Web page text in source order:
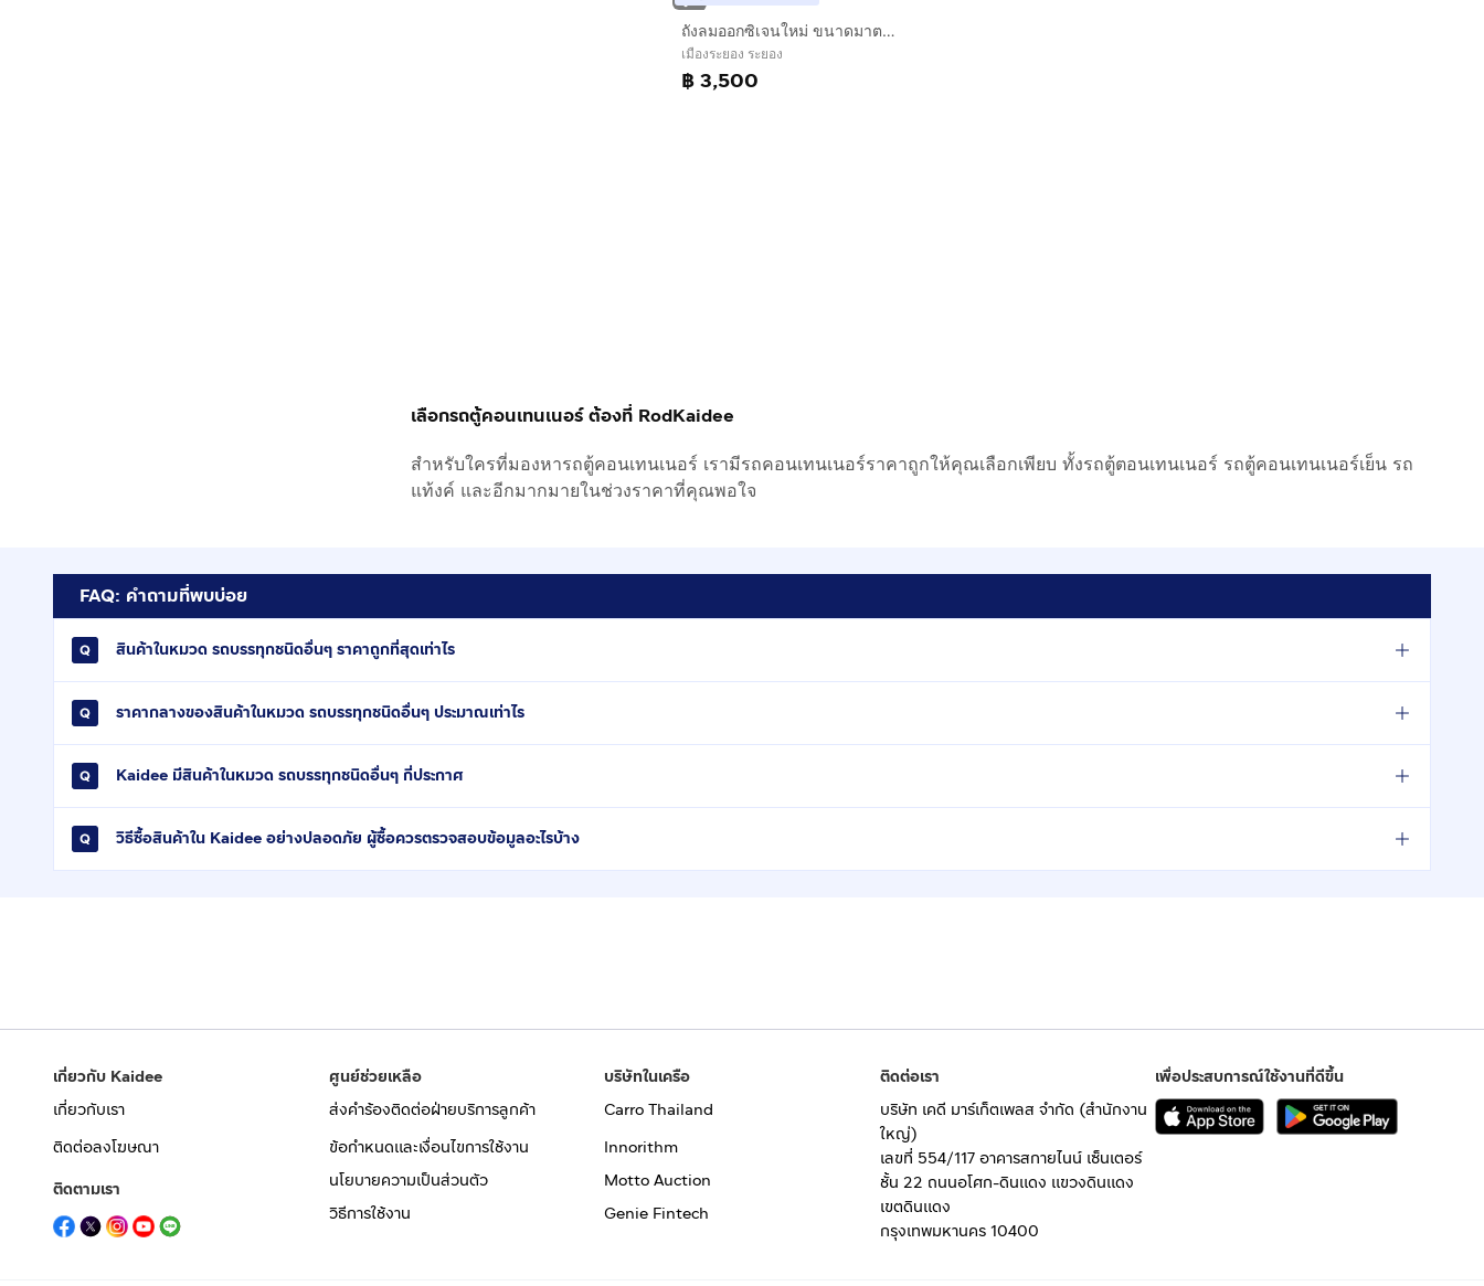
ถังลมออกซิเจนใหม่ ขนาดมาตรฐาน 6 คิว สำหรับงานตัดแก๊ส เชื่อมแก๊ส ให้ออกซิเจนปลา ของใหม่พร้อมใช้งาน จัดส่งทั่วไทย
เมืองระยอง ระยอง
฿ 3,500
เลือกรถตู้คอนเทนเนอร์ ต้องที่ RodKaidee
สำหรับใครที่มองหารถตู้คอนเทนเนอร์ เรามีรถคอนเทนเนอร์ราคาถูกให้คุณเลือกเพียบ ทั้งรถตู้ตอนเทนเนอร์ รถตู้คอนเทนเนอร์เย็น รถ
แท้งค์ และอีกมากมายในช่วงราคาที่คุณพอใจ
FAQ: คำถามที่พบบ่อย
สินค้าในหมวด รถบรรทุกชนิดอื่นๆ ราคาถูกที่สุดเท่าไร
ราคากลางของสินค้าในหมวด รถบรรทุกชนิดอื่นๆ ประมาณเท่าไร
Kaidee มีสินค้าในหมวด รถบรรทุกชนิดอื่นๆ กี่ประกาศ
วิธีซื้อสินค้าใน Kaidee อย่างปลอดภัย ผู้ซื้อควรตรวจสอบข้อมูลอะไรบ้าง
เกี่ยวกับ Kaidee
เกี่ยวกับเรา
ติดต่อลงโฆษณา
ติดตามเรา
ศูนย์ช่วยเหลือ
ส่งคำร้องติดต่อฝ่ายบริการลูกค้า
ข้อกำหนดและเงื่อนไขการใช้งาน
นโยบายความเป็นส่วนตัว
วิธีการใช้งาน
บริษัทในเครือ
Carro Thailand
Innorithm
Motto Auction
Genie Fintech
ติดต่อเรา
บริษัท เคดี มาร์เก็ตเพลส จำกัด (สำนักงาน
ใหญ่)
เลขที่ 554/117 อาคารสกายไนน์ เซ็นเตอร์
ชั้น 22 ถนนอโศก-ดินแดง แขวงดินแดง
เขตดินแดง
กรุงเทพมหานคร 10400
เพื่อประสบการณ์ใช้งานที่ดีขึ้น